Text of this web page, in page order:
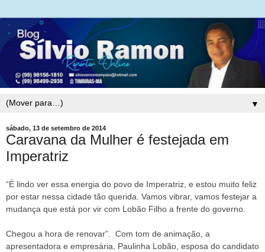
▼
sábado, 13 de setembro de 2014
Caravana da Mulher é festejada em
Imperatriz
“É lindo ver essa energia do povo de Imperatriz, e estou muito feliz
por estar nessa cidade tão querida. Vamos vibrar, vamos festejar a
mudança que está por vir com Lobão Filho a frente do governo.
Chegou a hora de renovar”. Com tom de animação, a
apresentadora e empresária, Paulinha Lobão, esposa do candidato